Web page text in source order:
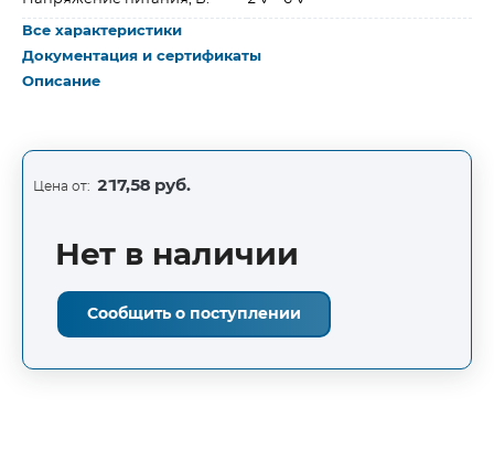
Все характеристики
Документация и сертификаты
Описание
Цена от: 217,58 руб.
Нет в наличии
Сообщить о поступлении